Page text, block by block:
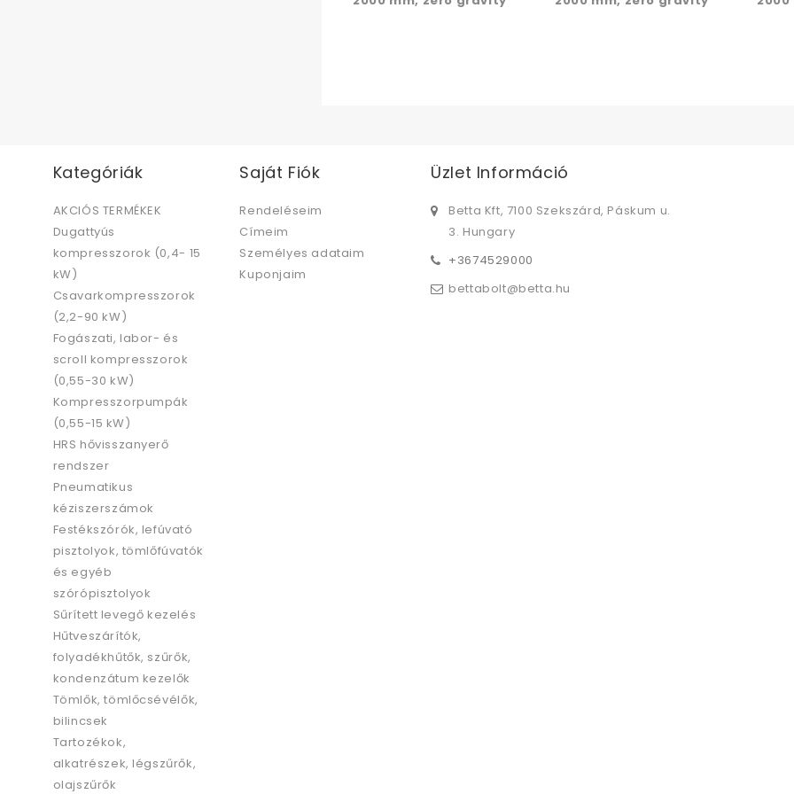
Kategóriák
AKCIÓS TERMÉKEK
Dugattyús
kompresszorok (0,4- 15
kW)
Csavarkompresszorok
(2,2-90 kW)
Fogászati, labor- és
scroll kompresszorok
(0,55-30 kW)
Kompresszorpumpák
(0,55-15 kW)
HRS hővisszanyerő
rendszer
Pneumatikus
kéziszerszámok
Festékszórók, lefúvató
pisztolyok, tömlőfúvatók
és egyéb
szórópisztolyok
Sűrített levegő kezelés
Hűtveszárítók,
folyadékhűtők, szűrők,
kondenzátum kezelők
Tömlők, tömlőcsévélők,
bilincsek
Tartozékok,
alkatrészek, légszűrők,
olajszűrők
Saját Fiók
Rendeléseim
Címeim
Személyes adataim
Kuponjaim
Üzlet Információ
Betta Kft, 7100 Szekszárd, Páskum u.
3. Hungary
+3674529000
bettabolt@betta.hu